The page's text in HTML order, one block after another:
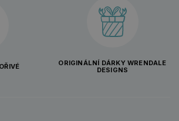
ORIGINÁLNÍ DÁRKY WRENDALE
DESIGNS